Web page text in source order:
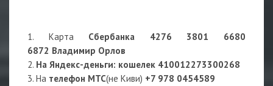
1. Карта Сбербанка 4276 3801 6680
6872 Владимир Орлов
2. На Яндекс-деньги: кошелек 410012273300268
3. На телефон МТС(не Киви) +7 978 0454589